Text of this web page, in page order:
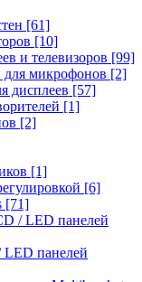
[61]
[10]
и телевизоров [99]
микрофонов [2]
дисплеев [57]
[1]
[2]
[1]
[6]
[71]
/ LED панелей
панелей